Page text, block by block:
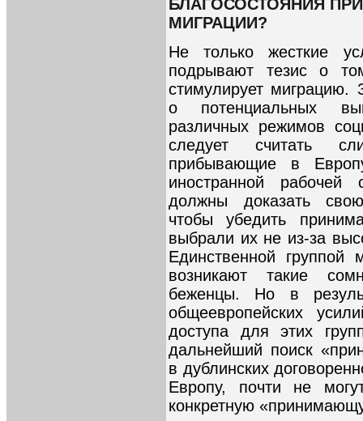
БЛАГОСОСТОЯНИЯ
МИГРАЦИИ?
Не только жесткие
подрывают тезис о
стимулирует миграцию.
о потенциальных
различных режимов
следует считать
прибывающие в
иностранной
должны доказать
чтобы убедить
выбрали их не из-за
Единственной группой
возникают такие
беженцы. Но в
общеевропейских
доступа для этих
дальнейший поиск
в дублинских
Европу, почти не
конкретную